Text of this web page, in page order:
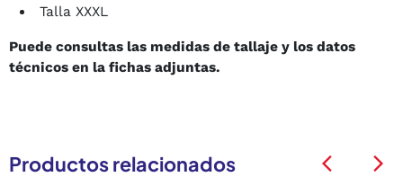
Talla XXXL
Puede consultas las medidas de tallaje y los datos
técnicos en la fichas adjuntas.
Productos relacionados arrow_back_ios arrow_back_ios